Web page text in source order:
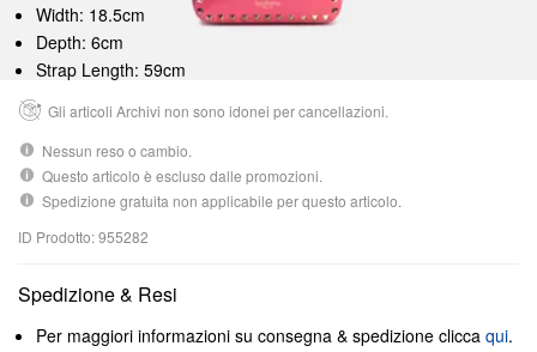
Width: 18.5cm
Depth: 6cm
Strap Length: 59cm
Gli articoli Archivi non sono idonei per cancellazioni.
Nessun reso o cambio.
Questo articolo è escluso dalle promozioni.
Spedizione gratuita non applicabile per questo articolo.
ID Prodotto: 955282
Spedizione & Resi
Per maggiori informazioni su consegna & spedizione clicca qui.